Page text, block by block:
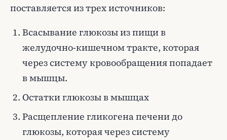
поставляется из трех источников:
Всасывание глюкозы из пищи в
желудочно-кишечном тракте, которая
через систему кровообращения попадает
в мышцы.
Остатки глюкозы в мышцах
Расщепление гликогена печени до
глюкозы, которая через систему